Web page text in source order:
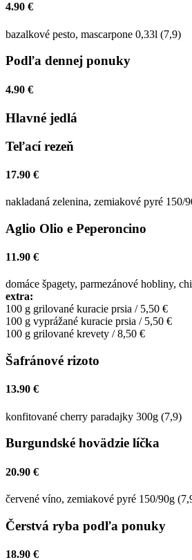
4.90 €
bazalkové pesto, mascarpone 0,33l (7,9)
Podľa dennej ponuky
4.90 €
Hlavné jedlá
Teľací rezeň
17.90 €
nakladaná zelenina, zemiakové pyré 150/
Aglio Olio e Peperoncino
11.90 €
domáce špagety, parmezánové hobliny,
extra:
100 g grilované kuracie prsia / 5,50 €
100 g vyprážané kuracie prsia / 5,50 €
100 g grilované krevety / 8,50 €
Šafránové rizoto
13.90 €
konfitované cherry paradajky 300g (7,9)
Burgundské hovädzie líčka
20.90 €
červené víno, zemiakové pyré 150/90g
Čerstvá ryba podľa ponuky
18.90 €